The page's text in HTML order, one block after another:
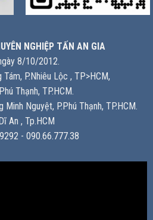
NGHIỆP TẤN AN GIA
8/10/2012.
P.Nhiêu Lộc , TP>HCM,
Thạnh, TP.HCM.
Minh Nguyệt, P.Phú Thạnh, TP.HCM.
An , Tp.HCM
- 090.66.777.38